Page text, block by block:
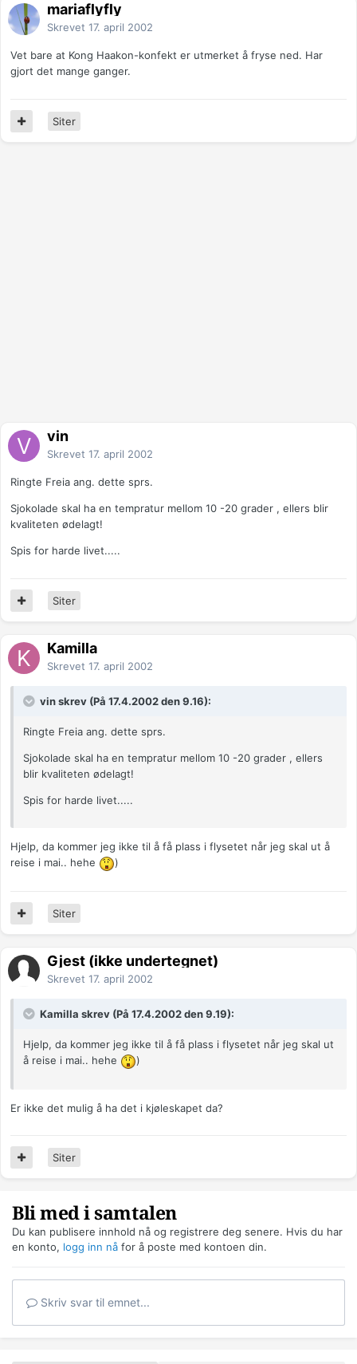
mariaflyfly
Skrevet 17. april 2002
Vet bare at Kong Haakon-konfekt er utmerket å fryse ned. Har
gjort det mange ganger.
Siter
vin
Skrevet 17. april 2002
Ringte Freia ang. dette sprs.
Sjokolade skal ha en tempratur mellom 10 -20 grader , ellers blir
kvaliteten ødelagt!
Spis for harde livet.....
Siter
Kamilla
Skrevet 17. april 2002
vin skrev (På 17.4.2002 den 9.16):
Ringte Freia ang. dette sprs.
Sjokolade skal ha en tempratur mellom 10 -20 grader , ellers
blir kvaliteten ødelagt!
Spis for harde livet.....
Hjelp, da kommer jeg ikke til å få plass i flysetet når jeg skal ut å
reise i mai.. hehe
)
Siter
Gjest (ikke undertegnet)
Skrevet 17. april 2002
Kamilla skrev (På 17.4.2002 den 9.19):
Hjelp, da kommer jeg ikke til å få plass i flysetet når jeg skal ut
å reise i mai.. hehe
)
Er ikke det mulig å ha det i kjøleskapet da?
Siter
Bli med i samtalen
Du kan publisere innhold nå og registrere deg senere. Hvis du har
en konto, logg inn nå for å poste med kontoen din.
Skriv svar til emnet...